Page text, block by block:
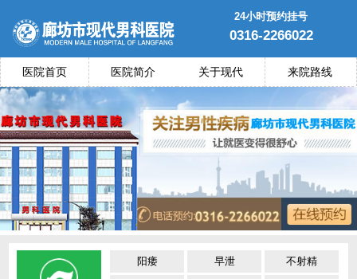
24小时预约挂号
0316-2266022
医院首页 医院简介 关于现代 来院路线
阳痿 早泄 不射精